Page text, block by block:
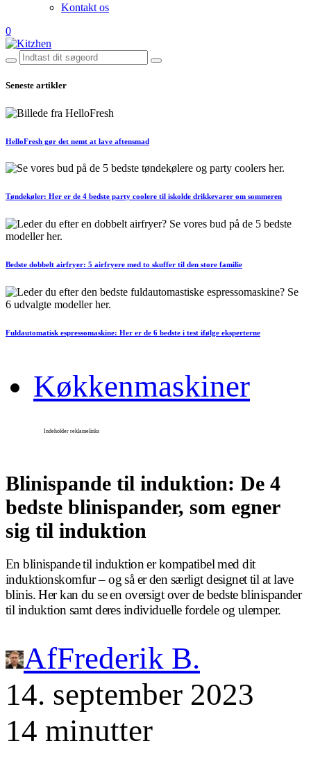
Kontakt os
0
Seneste artikler
HelloFresh gør det nemt at lave aftensmad
Tøndekøler: Her er de 4 bedste party coolere til iskolde drikkevarer om sommeren
Bedste dobbelt airfryer: 5 airfryere med to skuffer til den store familie
Fuldautomatisk espressomaskine: Her er de 6 bedste i test ifølge eksperterne
Køkkenmaskiner
Blinispande til induktion: De 4
bedste blinispander, som egner
sig til induktion
En blinispande til induktion er kompatibel med dit
induktionskomfur – og så er den særligt designet til at lave
blinis. Her kan du se en oversigt over de bedste blinispander
til induktion samt deres individuelle fordele og ulemper.
AfFrederik B.
14. september 2023
14 minutter